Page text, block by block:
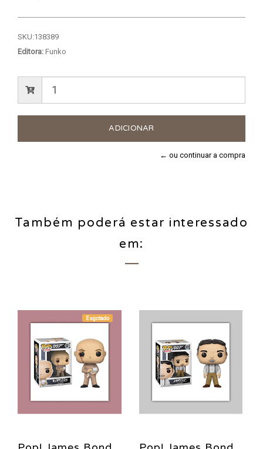
SKU:138389
Editora: Funko
← ou continuar a compra
Também poderá estar interessado
em:
Esgotado